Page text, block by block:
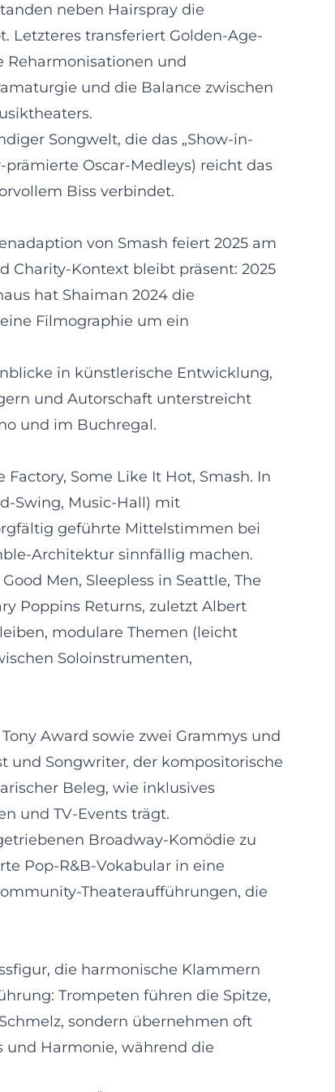
neben Hairspray die
Letzteres transferiert Golden-Age-
Reharmonisationen und
und die Balance zwischen
Songwelt, die das „Show-in-
Oscar-Medleys) reicht das
Biss verbindet.
von Smash feiert 2025 am
Charity-Kontext bleibt präsent: 2025
hat Shaiman 2024 die
Filmographie um ein
in künstlerische Entwicklung,
und Autorschaft unterstreicht
und im Buchregal.
Some Like It Hot, Smash. In
Swing, Music-Hall) mit
geführte Mittelstimmen bei
Architektur sinnfällig machen.
Men, Sleepless in Seattle, The
Poppins Returns, zuletzt Albert
modulare Themen (leicht
Soloinstrumenten,
Award sowie zwei Grammys und
und Songwriter, der kompositorische
Beleg, wie inklusives
und TV-Events trägt.
Broadway-Komödie zu
Pop-R&B-Vokabular in eine
Theateraufführungen, die
die harmonische Klammern
Trompeten führen die Spitze,
sondern übernehmen oft
und Harmonie, während die